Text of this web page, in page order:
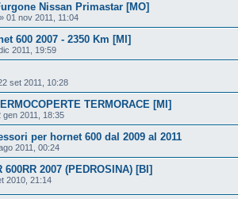
Nissan Primastar [MO]
» 01 nov 2011, 11:04
600 2007 - 2350 Km [MI]
2011, 19:59
set 2011, 10:28
TERMORACE [MI]
gen 2011, 18:35
per hornet 600 dal 2009 al 2011
2011, 00:24
600RR 2007 (PEDROSINA) [BI]
2010, 21:14